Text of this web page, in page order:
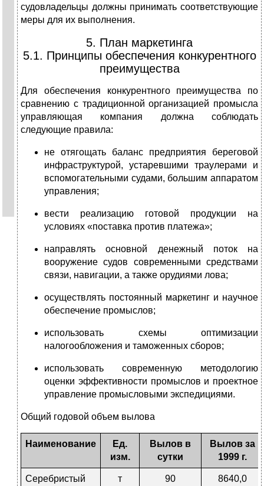
судовладельцы должны принимать соответствующие
меры для их выполнения.
5. План маркетинга
5.1. Принципы обеспечения конкурентного
преимущества
Для обеспечения конкурентного преимущества по
сравнению с традиционной организацией промысла
управляющая компания должна соблюдать
следующие правила:
не отягощать баланс предприятия береговой
инфраструктурой, устаревшими траулерами и
вспомогательными судами, большим аппаратом
управления;
вести реализацию готовой продукции на
условиях «поставка против платежа»;
направлять основной денежный поток на
вооружение судов современными средствами
связи, навигации, а также орудиями лова;
осуществлять постоянный маркетинг и научное
обеспечение промыслов;
использовать схемы оптимизации
налогообложения и таможенных сборов;
использовать современную методологию
оценки эффективности промыслов и проектное
управление промысловыми экспедициями.
Общий годовой объем вылова
Наименование
Ед.
изм.
Вылов в
сутки
Вылов за
1999 г.
Серебристый
т 90 8640,0